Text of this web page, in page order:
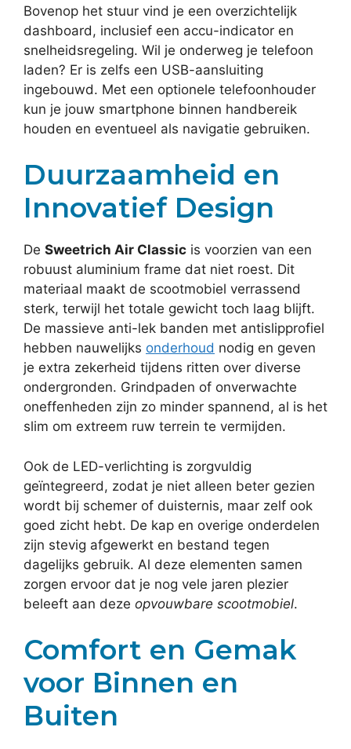
Bovenop het stuur vind je een overzichtelijk
dashboard, inclusief een accu-indicator en
snelheidsregeling. Wil je onderweg je telefoon
laden? Er is zelfs een USB-aansluiting
ingebouwd. Met een optionele telefoonhouder
kun je jouw smartphone binnen handbereik
houden en eventueel als navigatie gebruiken.
Duurzaamheid en
Innovatief Design
De Sweetrich Air Classic is voorzien van een
robuust aluminium frame dat niet roest. Dit
materiaal maakt de scootmobiel verrassend
sterk, terwijl het totale gewicht toch laag blijft.
De massieve anti-lek banden met antislipprofiel
hebben nauwelijks onderhoud nodig en geven
je extra zekerheid tijdens ritten over diverse
ondergronden. Grindpaden of onverwachte
oneffenheden zijn zo minder spannend, al is het
slim om extreem ruw terrein te vermijden.
Ook de LED-verlichting is zorgvuldig
geïntegreerd, zodat je niet alleen beter gezien
wordt bij schemer of duisternis, maar zelf ook
goed zicht hebt. De kap en overige onderdelen
zijn stevig afgewerkt en bestand tegen
dagelijks gebruik. Al deze elementen samen
zorgen ervoor dat je nog vele jaren plezier
beleeft aan deze opvouwbare scootmobiel.
Comfort en Gemak
voor Binnen en
Buiten